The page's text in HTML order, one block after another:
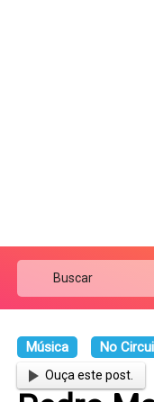
Música No
Ouça este post.